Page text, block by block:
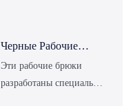
Черные Рабочие
Брюки-Карго С
Возможностью
Эти рабочие брюки
разработаны специально